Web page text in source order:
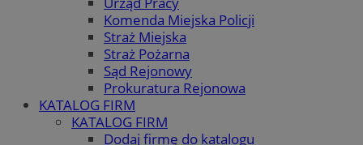
Komenda Miejska Policji
Straż Miejska
Straż Pożarna
Sąd Rejonowy
Prokuratura Rejonowa
KATALOG FIRM
KATALOG FIRM
Dodaj firmę do katalogu